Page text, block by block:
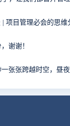
| 项目管理必会的思
谢谢！
张张跨越时空，昼